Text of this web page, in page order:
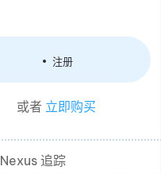
注册
或者 立即购买
Nexus 追踪